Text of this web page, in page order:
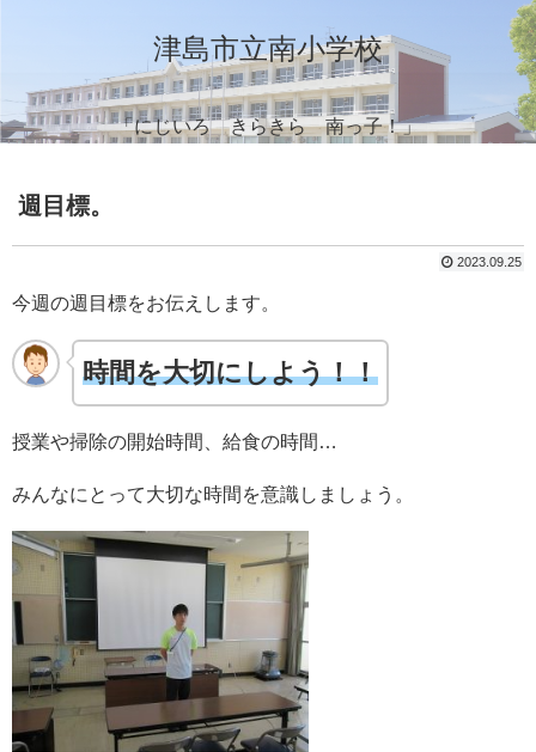
津島市立南小学校
「にじいろ きらきら 南っ子！」
週目標。
2023.09.25
今週の週目標をお伝えします。
時間を大切にしよう！！
授業や掃除の開始時間、給食の時間…
みんなにとって大切な時間を意識しましょう。